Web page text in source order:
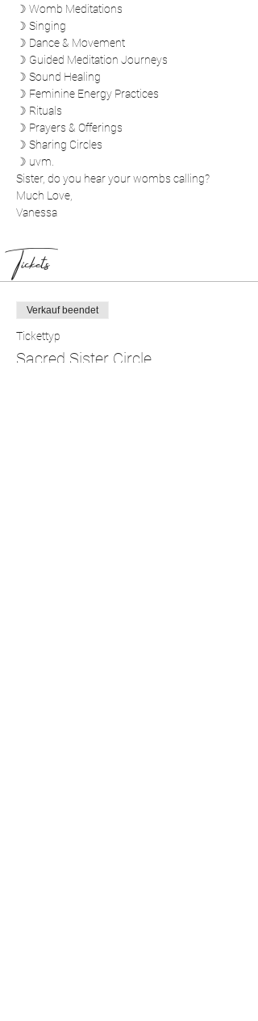
☽ Womb Meditations
☽ Singing
☽ Dance & Movement
☽ Guided Meditation Journeys
☽ Sound Healing
☽ Feminine Energy Practices
☽ Rituals
☽ Prayers & Offerings
☽ Sharing Circles
☽ uvm.
Sister, do you hear your wombs calling?
Much Love,
Vanessa
Tickets
Verkauf beendet
Tickettyp
Sacred Sister Circle